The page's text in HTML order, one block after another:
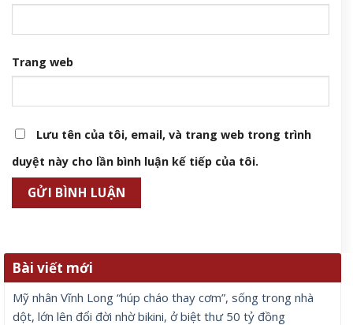
Trang web
Lưu tên của tôi, email, và trang web trong trình
duyệt này cho lần bình luận kế tiếp của tôi.
Bài viết mới
Mỹ nhân Vĩnh Long “húp cháo thay cơm”, sống trong nhà
dột, lớn lên đổi đời nhờ bikini, ở biệt thư 50 tỷ đồng